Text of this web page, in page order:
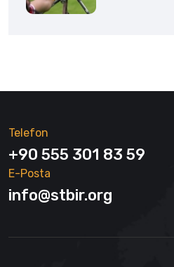
Telefon
+90 555 301 83 59
E-Posta
info@stbir.org